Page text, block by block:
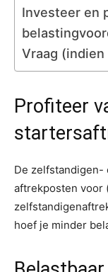
Investeer en
Vraag
Profiteer
De zelfstandigen-
aftrekposten voor
hoef je minder